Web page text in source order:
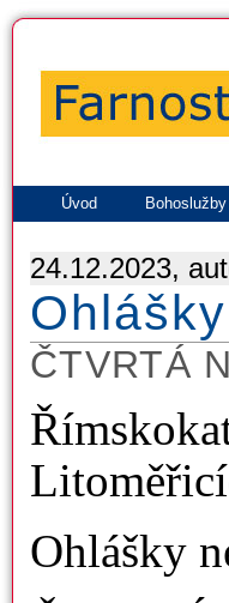
Úvod Bohoslužby
24.12.2023,
ČTVRTÁ
Ohlášky